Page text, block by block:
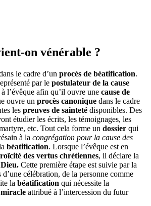
on vénérable ?
le cadre d’un procès de béatification.
par le postulateur de la cause
l’évêque afin qu’il ouvre une cause de
ouvre un procès canonique dans le cadre
les preuves de sainteté disponibles. Des
étudier les écrits, les témoignages, les
etc. Tout cela forme un dossier qui
à la congrégation pour la cause des
béatification. Lorsque l’évêque est en
des vertus chrétiennes, il déclare la
Cette première étape est suivie par la
célébration, de la personne comme
la béatification qui nécessite la
attribué à l’intercession du futur